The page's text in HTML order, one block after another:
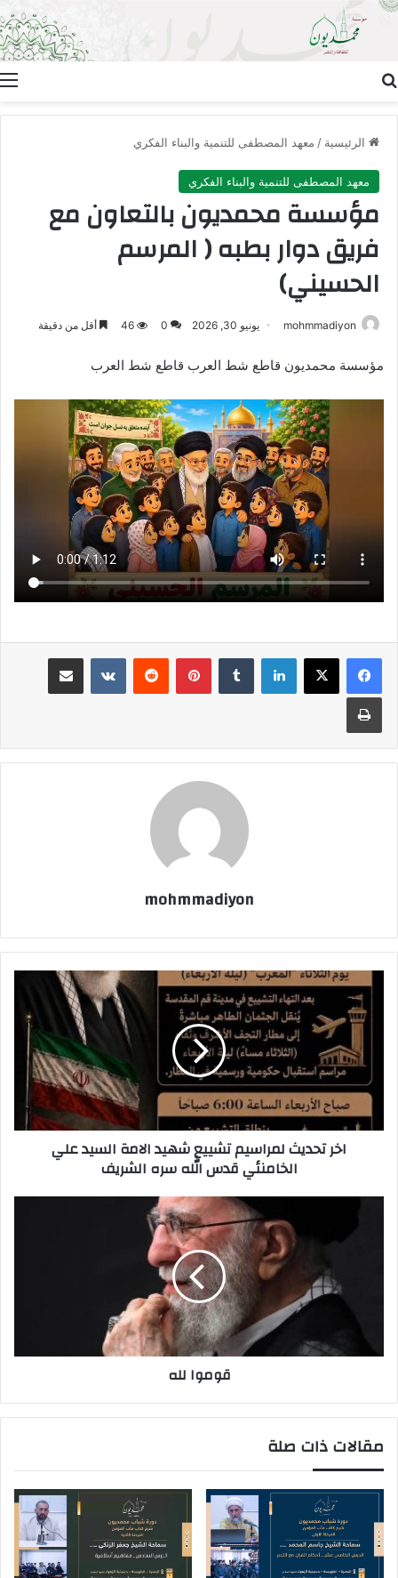
الرئيسية / معهد المصطفى للتنمية والبناء الفكري
معهد المصطفى للتنمية والبناء الفكري
مؤسسة محمديون بالتعاون مع
فريق دوار بطبه ( المرسم
الحسيني)
mohmmadiyon يونيو 30, 2026 0
46 أقل من دقيقة
مؤسسة محمديون قاطع شط العرب قاطع شط العرب
لينكدإن بينتيريست مشاركة عبر البريد
طباعة
mohmmadiyon
اخر تحديث لمراسيم تشييع شهيد الامة السيد علي
الخامنئي قدس الله سره الشريف
قوموا لله
مقالات ذات صلة